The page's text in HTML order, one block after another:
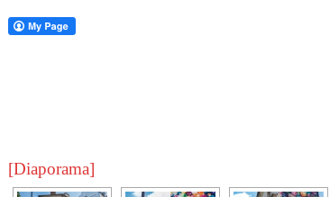
[Diaporama]